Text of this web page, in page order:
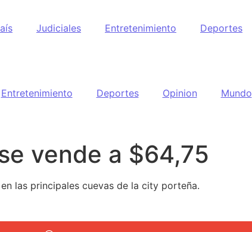
Judiciales Entretenimiento Deportes
Entretenimiento Deportes Opinion Mundo
vende a $64,75
las principales cuevas de la city porteña.